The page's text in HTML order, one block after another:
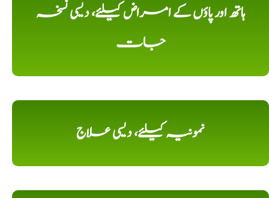
ہاتھ اور پاؤں کے امراض کیلئے، دیسی نسخہ
جات
نمونیہ کیلئے، دیسی علاج